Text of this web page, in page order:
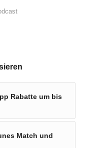
Rabatte um bis
Match und